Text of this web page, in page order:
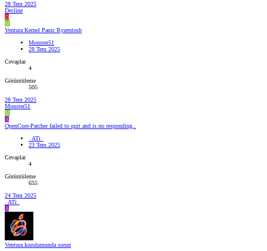
28 Tem 2025
Decline
D
M
Ventura Kernel Panic Ryzentosh
Monster51
28 Tem 2025
Cevaplar
4
Görüntüleme
505
28 Tem 2025
Monster51
M
A
OpenCore-Patcher failed to quit and is no responding..
_ATi_
23 Tem 2025
Cevaplar
4
Görüntüleme
655
24 Tem 2025
_ATi_
A
Ventura kurulumunda sorun